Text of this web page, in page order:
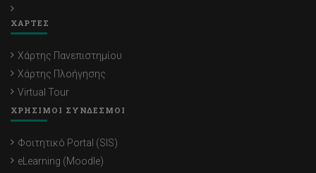
ΧΑΡΤΕΣ
Χάρτης Πανεπιστημίου
Χάρτης Πλοήγησης
Virtual Tour
ΧΡΗΣΙΜΟΙ ΣΥΝΔΕΣΜΟΙ
Φοιτητικό Portal (SIS)
eLearning (Moodle)